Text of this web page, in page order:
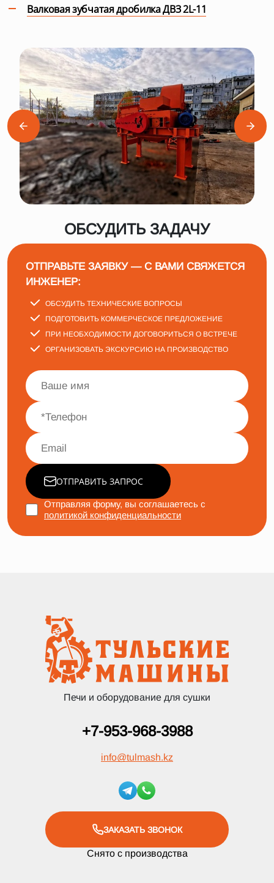
Валковая зубчатая дробилка ДВЗ 2L-11
ОБСУДИТЬ ЗАДАЧУ
ОТПРАВЬТЕ ЗАЯВКУ — С ВАМИ СВЯЖЕТСЯ
ИНЖЕНЕР:
ОБСУДИТЬ ТЕХНИЧЕСКИЕ ВОПРОСЫ
ПОДГОТОВИТЬ КОММЕРЧЕСКОЕ ПРЕДЛОЖЕНИЕ
ПРИ НЕОБХОДИМОСТИ ДОГОВОРИТЬСЯ О ВСТРЕЧЕ
ОРГАНИЗОВАТЬ ЭКСКУРСИЮ НА ПРОИЗВОДСТВО
ОТПРАВИТЬ ЗАПРОС
Отправляя форму, вы соглашаетесь с
политикой конфиденциальности
Печи и оборудование для сушки
+7-953-968-3988
info@tulmash.kz
ЗАКАЗАТЬ ЗВОНОК
Снято с производства